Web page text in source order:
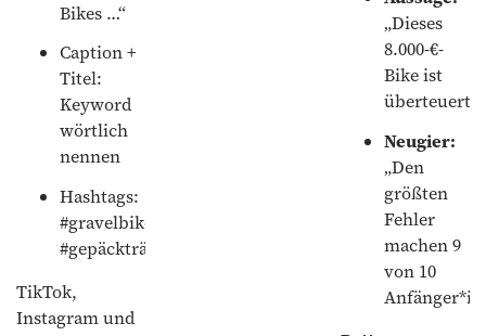
Bikes …“
Caption +
Titel:
Keyword
wörtlich
nennen
Hashtags:
#gravelbike
#gepäckträger
TikTok,
Instagram und
„Dieses
8.000-€-
Bike ist
überteuert.“
Neugier:
„Den
größten
Fehler
machen 9
von 10